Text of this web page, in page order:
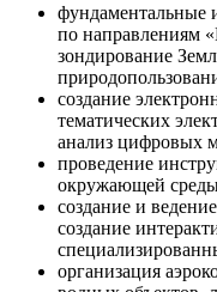
фундаментальные
по направлениям
зондирование
создание
тематических
анализ цифровых
проведение
окружающей
создание и
создание
организация